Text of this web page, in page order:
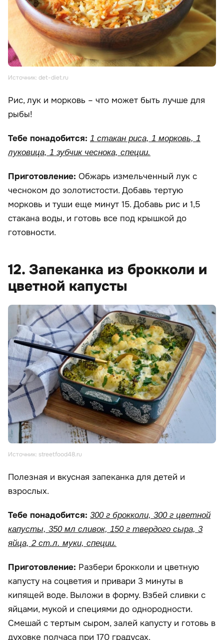
Источник: det-diet.ru
Рис, лук и морковь – что может быть лучше для
рыбы!
Тебе понадобится: 1 стакан риса, 1 морковь, 1
луковица, 1 зубчик чеснока, специи.
Приготовление: Обжарь измельченный лук с
чесноком до золотистости. Добавь тертую
морковь и туши еще минут 15. Добавь рис и 1,5
стакана воды, и готовь все под крышкой до
готовности.
12. Запеканка из брокколи и
цветной капусты
Источник: streetfood48.ru
Полезная и вкусная запеканка для детей и
взрослых.
Тебе понадобится: 300 г брокколи, 300 г цветной
капусты, 350 мл сливок, 150 г твердого сыра, 3
яйца, 2 ст.л. муки, специи.
Приготовление: Разбери брокколи и цветную
капусту на соцветия и привари 3 минуты в
кипящей воде. Выложи в форму. Взбей сливки с
яйцами, мукой и специями до однородности.
Смешай с тертым сыром, залей капусту и готовь в
духовке полчаса при 170 градусах.